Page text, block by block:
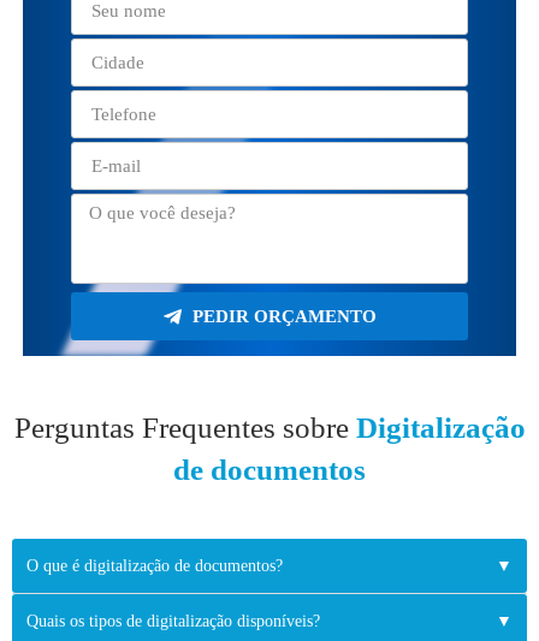
PEDIR ORÇAMENTO
Perguntas Frequentes sobre Digitalização
de documentos
O que é digitalização de documentos? ▼
Quais os tipos de digitalização disponíveis? ▼